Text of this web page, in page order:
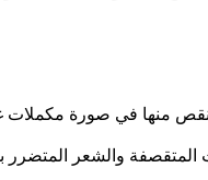
منها في صورة مكملات